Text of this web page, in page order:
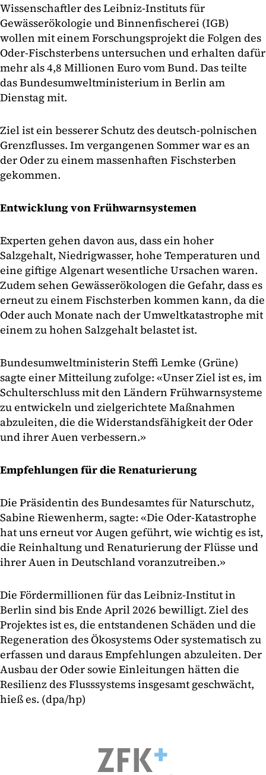
Wissenschaftler des Leibniz-Instituts für
Gewässerökologie und Binnenfischerei (IGB)
wollen mit einem Forschungsprojekt die Folgen des
Oder-Fischsterbens untersuchen und erhalten dafür
mehr als 4,8 Millionen Euro vom Bund. Das teilte
das Bundesumweltministerium in Berlin am
Dienstag mit.
Ziel ist ein besserer Schutz des deutsch-polnischen
Grenzflusses. Im vergangenen Sommer war es an
der Oder zu einem massenhaften Fischsterben
gekommen.
Entwicklung von Frühwarnsystemen
Experten gehen davon aus, dass ein hoher
Salzgehalt, Niedrigwasser, hohe Temperaturen und
eine giftige Algenart wesentliche Ursachen waren.
Zudem sehen Gewässerökologen die Gefahr, dass es
erneut zu einem Fischsterben kommen kann, da die
Oder auch Monate nach der Umweltkatastrophe mit
einem zu hohen Salzgehalt belastet ist.
Bundesumweltministerin Steffi Lemke (Grüne)
sagte einer Mitteilung zufolge: «Unser Ziel ist es, im
Schulterschluss mit den Ländern Frühwarnsysteme
zu entwickeln und zielgerichtete Maßnahmen
abzuleiten, die die Widerstandsfähigkeit der Oder
und ihrer Auen verbessern.»
Empfehlungen für die Renaturierung
Die Präsidentin des Bundesamtes für Naturschutz,
Sabine Riewenherm, sagte: «Die Oder-Katastrophe
hat uns erneut vor Augen geführt, wie wichtig es ist,
die Reinhaltung und Renaturierung der Flüsse und
ihrer Auen in Deutschland voranzutreiben.»
Die Fördermillionen für das Leibniz-Institut in
Berlin sind bis Ende April 2026 bewilligt. Ziel des
Projektes ist es, die entstandenen Schäden und die
Regeneration des Ökosystems Oder systematisch zu
erfassen und daraus Empfehlungen abzuleiten. Der
Ausbau der Oder sowie Einleitungen hätten die
Resilienz des Flusssystems insgesamt geschwächt,
hieß es. (dpa/hp)